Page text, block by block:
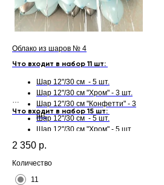
Облако из шаров № 4
Что входит в набор 11 шт:
Шар 12"/30 см - 5 шт.
Шар 12"/30 см "Хром" - 3 шт.
Шар 12"/30 см "Конфетти" - 3
шт.
Что входит в набор 15 шт:
Шар 12"/30 см - 5 шт.
Шар 12"/30 см "Хром" - 5 шт.
шт.
2 350 р.
Количество
11